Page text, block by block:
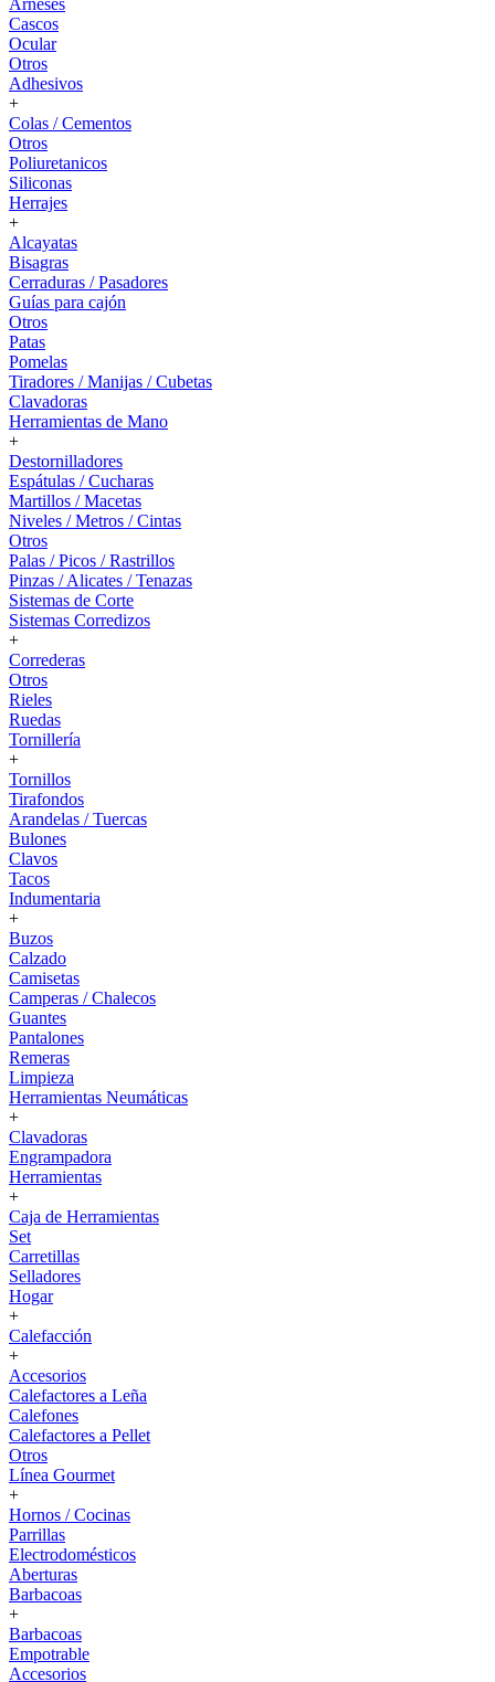
Arneses
Cascos
Ocular
Otros
Adhesivos
+
Colas / Cementos
Otros
Poliuretanicos
Siliconas
Herrajes
+
Alcayatas
Bisagras
Cerraduras / Pasadores
Guías para cajón
Otros
Patas
Pomelas
Tiradores / Manijas / Cubetas
Clavadoras
Herramientas de Mano
+
Destornilladores
Espátulas / Cucharas
Martillos / Macetas
Niveles / Metros / Cintas
Otros
Palas / Picos / Rastrillos
Pinzas / Alicates / Tenazas
Sistemas de Corte
Sistemas Corredizos
+
Correderas
Otros
Rieles
Ruedas
Tornillería
+
Tornillos
Tirafondos
Arandelas / Tuercas
Bulones
Clavos
Tacos
Indumentaria
+
Buzos
Calzado
Camisetas
Camperas / Chalecos
Guantes
Pantalones
Remeras
Limpieza
Herramientas Neumáticas
+
Clavadoras
Engrampadora
Herramientas
+
Caja de Herramientas
Set
Carretillas
Selladores
Hogar
+
Calefacción
+
Accesorios
Calefactores a Leña
Calefones
Calefactores a Pellet
Otros
Línea Gourmet
+
Hornos / Cocinas
Parrillas
Electrodomésticos
Aberturas
Barbacoas
+
Barbacoas
Empotrable
Accesorios